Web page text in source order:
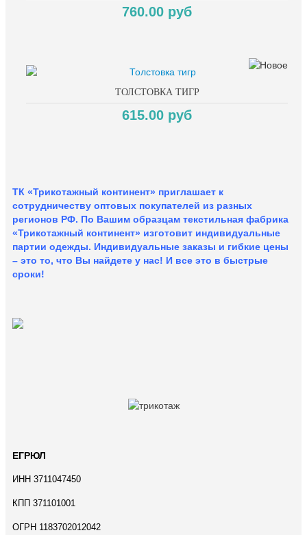
760.00 руб
ТОЛСТОВКА ТИГР
615.00 руб
ТК «Трикотажный континент» приглашает к
сотрудничеству оптовых покупателей из разных
регионов РФ. По Вашим образцам текстильная фабрика
«Трикотажный континент» изготовит индивидуальные
партии одежды. Индивидуальные заказы и гибкие цены
– это то, что Вы найдете у нас! И все это в быстрые
сроки!
ЕГРЮЛ
ИНН 3711047450
КПП 371101001
ОГРН 1183702012042